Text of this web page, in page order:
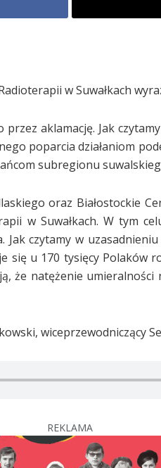
w Suwałkach
aklamację. Jak
poparcia działaniom
subregionu
oraz Białostockie
w Suwałkach. W tym
czytamy w
u 170 tysięcy Polaków
że natężenie umieralności
wiceprzewodniczący
REKLAMA